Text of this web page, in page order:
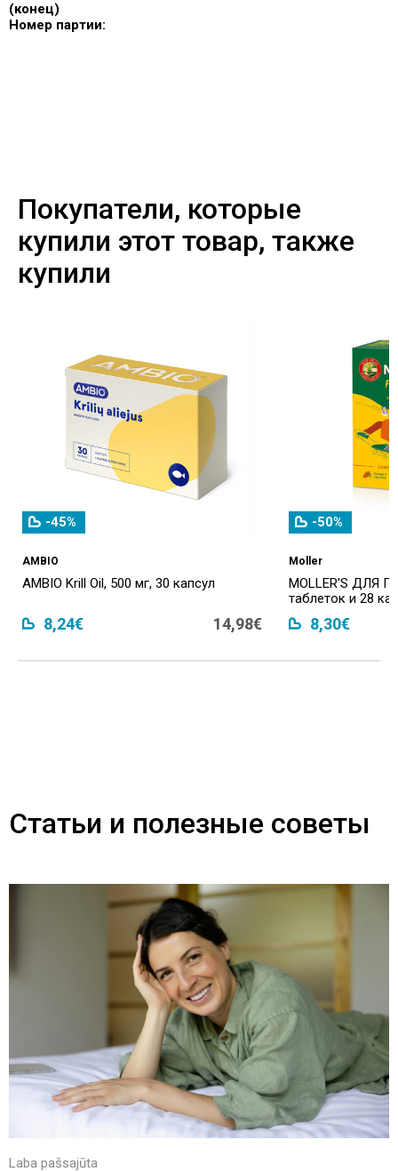
(конец)
Номер партии:
Покупатели, которые
купили этот товар, также
купили
-45%
AMBIO
AMBIO Krill Oil, 500 мг, 30 капсул
8,24€ 14,98€
-50%
Moller
MOLLER'S ДЛЯ
таблеток и 28
8,30€
Статьи и полезные советы
Laba pašsajūta